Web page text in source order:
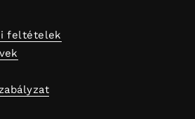
feltételek